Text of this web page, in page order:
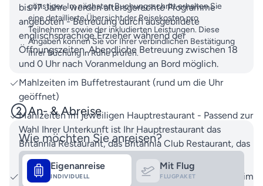
bis 17 Jahre werden altersgerechte Programme
angeboten - Betreuung durch ausgebildete
englischsprachige Erzieher während der
Öffnungszeiten. Abendliche Betreuung zwischen 18
und 0 Uhr nach Voranmeldung an Bord möglich.
Mahlzeiten im Buffetrestaurant (rund um die Uhr
geöffnet)
Mahlzeiten im jeweiligen Hauptrestaurant - Passend zur
Wahl Ihrer Unterkunft ist Ihr Hauptrestaurant das
Britannia Restaurant, das Britannia Club Restaurant, das
Princess Grill- oder das Queens Grill Restaurant
Tee, Kaffee, Wasser und Säfte - an den SB-Stationen im
günstiger. Im nächsten Buchungsschritt erhalten Sie
eine detaillierte Übersicht der Reisekosten pro
Teilnehmer sowie der inkludierten Leistungen. Diese
Angaben können Sie vor Ihrer verbindlichen Bestätigung
Ihrer Buchung in Ruhe prüfen.
An- & Abreise
Wie möchten Sie anreisen?
Eigenanreise
INDIVIDUELL
Mit Flug
FLUGPAKET